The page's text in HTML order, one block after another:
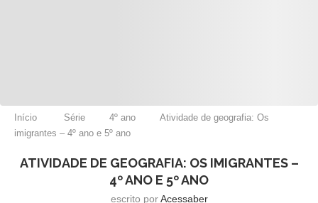
Início Série 4º ano
Atividade de geografia: Os
imigrantes – 4º ano e 5º ano
ATIVIDADE DE GEOGRAFIA: OS IMIGRANTES –
4º ANO E 5º ANO
escrito porAcessaber